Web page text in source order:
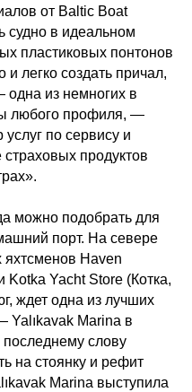
от Baltic Boat
судно в идеальном
пластиковых понтонов
легко создать причал,
из немногих в
любого профиля, —
по сервису и
продуктов
можно подобрать для
порт. На севере
Haven
Kotka Yacht Store (Котка,
ждет одна из лучших
Marina в
слову
на стоянку и рефит
Marina выступила